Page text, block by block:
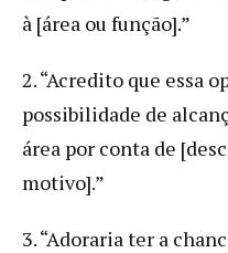
à [área ou função].”
2. “Acredito que essa
possibilidade de
área por conta de
motivo].”
3. “Adoraria ter a